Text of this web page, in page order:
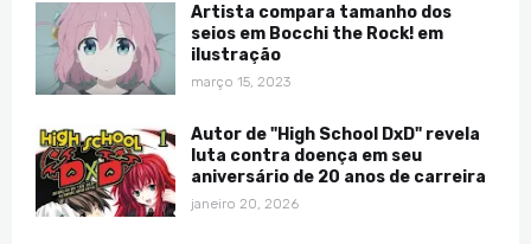
Artista compara tamanho dos
seios em Bocchi the Rock! em
ilustração
março 15, 2023
Autor de "High School DxD" revela
luta contra doença em seu
aniversário de 20 anos de carreira
janeiro 20, 2026